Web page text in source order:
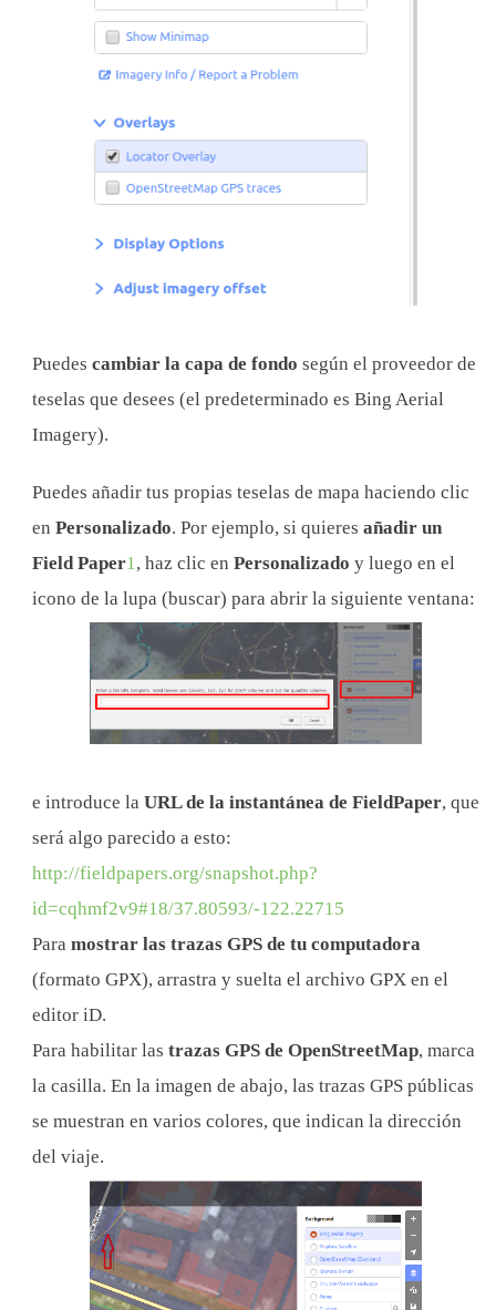
Puedescambiar la capa de fondo según el proveedor de
teselas que desees (el predeterminado es Bing Aerial
Imagery).
Puedes añadir tus propias teselas de mapa haciendo clic
enPersonalizado. Por ejemplo, si quieresañadir un
Field Paper1, haz clic enPersonalizado y luego en el
icono de la lupa (buscar) para abrir la siguiente ventana:
e introduce laURL de la instantánea de FieldPaper, que
será algo parecido a esto:
http://fieldpapers.org/snapshot.php?
id=cqhmf2v9#18/37.80593/-122.22715
Paramostrar las trazas GPS de tu computadora
(formato GPX), arrastra y suelta el archivo GPX en el
editor iD.
Para habilitar lastrazas GPS de OpenStreetMap, marca
la casilla. En la imagen de abajo, las trazas GPS públicas
se muestran en varios colores, que indican la dirección
del viaje.